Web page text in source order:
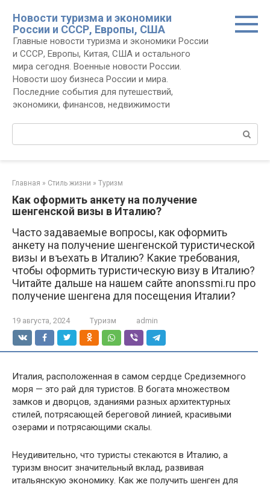
контенту
Новости туризма и экономики
России и СССР, Европы, США
Главные новости туризма и экономики России
и СССР, Европы, Китая, США и остального
мира сегодня. Военные новости России.
Новости шоу бизнеса России и мира.
Последние события для путешествий,
экономики, финансов, недвижимости
Поиск:
Главная » Стиль жизни » Туризм
Как оформить анкету на получение
шенгенской визы в Италию?
Часто задаваемые вопросы, как оформить
анкету на получение шенгенской туристической
визы и въехать в Италию? Какие требования,
чтобы оформить туристическую визу в Италию?
Читайте дальше на нашем сайте anonssmi.ru про
получение шенгена для посещения Италии?
19 августа, 2024 Туризм admin
Италия, расположенная в самом сердце Средиземного
моря — это рай для туристов. В богата множеством
замков и дворцов, зданиями разных архитектурных
стилей, потрясающей береговой линией, красивыми
озерами и потрясающими скалы.
Неудивительно, что туристы стекаются в Италию, а
туризм вносит значительный вклад, развивая
итальянскую экономику. Как же получить шенген для